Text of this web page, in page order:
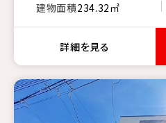
建物面積234.32㎡
詳細を見る